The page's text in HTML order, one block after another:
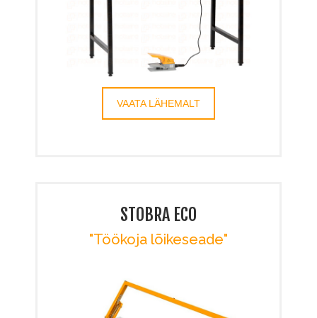
VAATA LÄHEMALT
STOBRA ECO
"Töökoja lõikeseade"